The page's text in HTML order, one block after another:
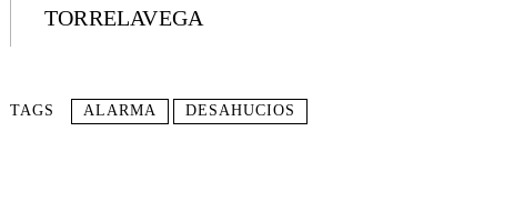
TORRELAVEGA
TAGS ALARMA DESAHUCIOS